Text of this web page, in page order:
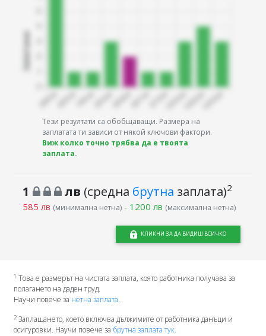
Тези резултати са обобщаващи. Размера на
заплатата ти зависи от някой ключови фактори.
Виж колко точно трябва да е твоята
заплата.
1 лв (средна брутна заплата)2
585 лв (минимална нетна)- 1200 лв (максимална нетна)
КЛИКНИ ЗА ДА ВИДИШ ВСИЧКО
1 Това е размерът на чистата заплата, която работника получава за
полагането на даден труд.
Научи повече за нетна заплата.
2Заплащането, което включва дължимите от работника данъци и
осигуровки. Научи повече за брутна заплата тук.